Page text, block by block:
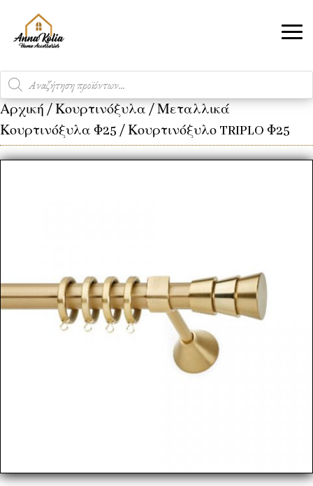
Products
search
Αρχική /Κουρτινόξυλα /Μεταλλικά
Κουρτινόξυλα Φ25 / Κουρτινόξυλο TRIPLO Φ25